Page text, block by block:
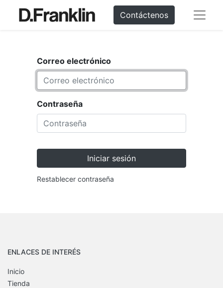
Contáctenos
Correo electrónico
Contraseña
Iniciar sesión
Restablecer contraseña
ENLACES DE INTERÉS
Inicio
Tienda